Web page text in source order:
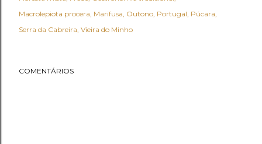
Macrolepiota procera Marifusa Outono Portugal Púcara
Serra da Cabreira Vieira do Minho
COMENTÁRIOS